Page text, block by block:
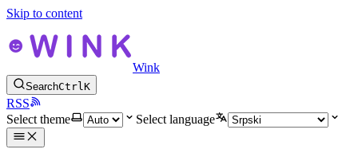
Skip to content
Wink
SearchCtrlK
RSS
Select theme
Select language